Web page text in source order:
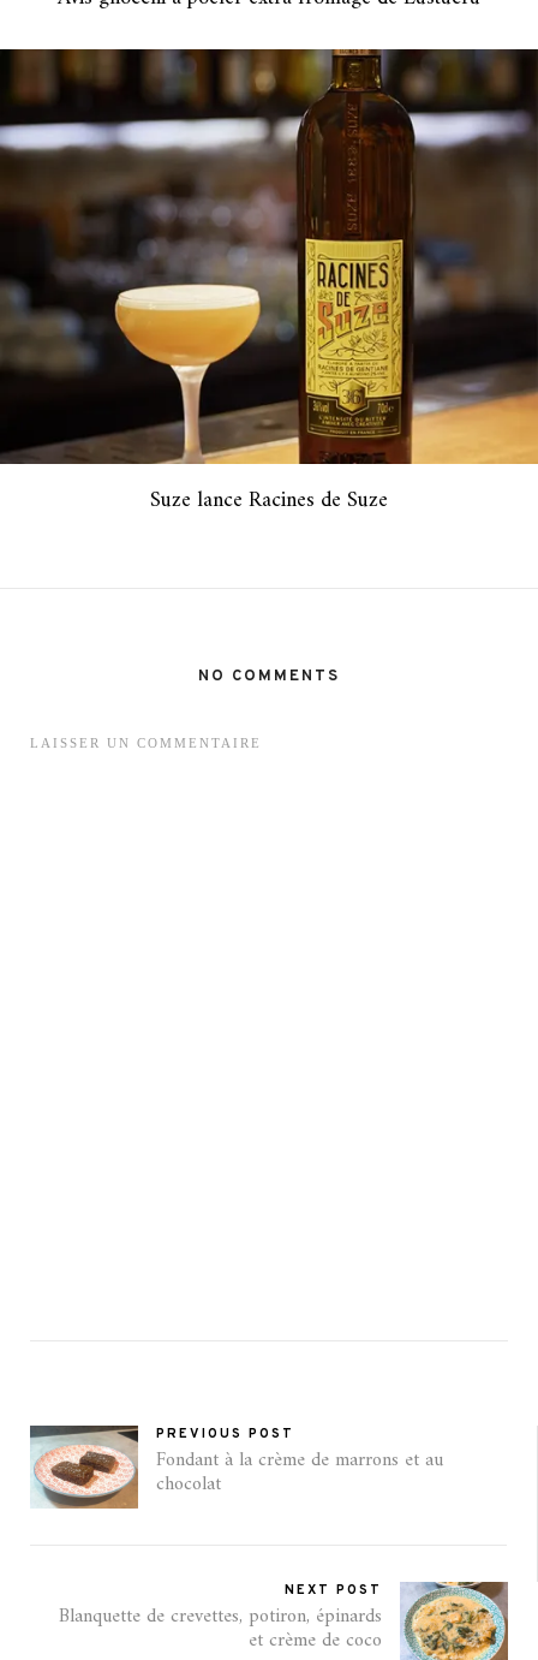
Suze lance Racines de Suze
NO COMMENTS
LAISSER UN COMMENTAIRE
PREVIOUS POST
Fondant à la crème de marrons et au
chocolat
NEXT POST
Blanquette de crevettes, potiron, épinards
et crème de coco